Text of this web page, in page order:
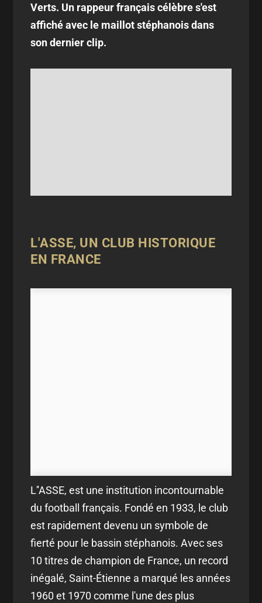
Verts. Un rappeur français célèbre s'est
affiché avec le maillot stéphanois dans
son dernier clip.
L'ASSE, UN CLUB HISTORIQUE
EN FRANCE
L''ASSE, est une institution incontournable
du football français. Fondé en 1933, le club
est rapidement devenu un symbole de
fierté pour le bassin stéphanois. Avec ses
10 titres de champion de France, un record
inégalé, Saint-Étienne a marqué les années
1960 et 1970 comme l'une des plus